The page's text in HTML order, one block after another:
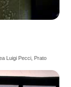
Luigi Pecci, Prato